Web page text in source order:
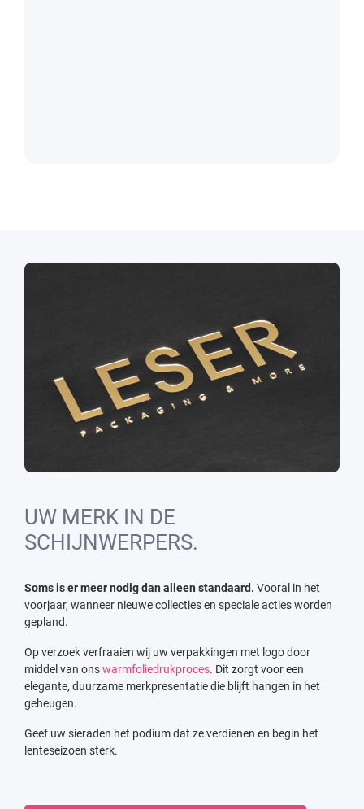
UW MERK IN DE
SCHIJNWERPERS.
Soms is er meer nodig dan alleen standaard. Vooral in het
voorjaar, wanneer nieuwe collecties en speciale acties worden
gepland.
Op verzoek verfraaien wij uw verpakkingen met logo door
middel van onswarmfoliedrukproces. Dit zorgt voor een
elegante, duurzame merkpresentatie die blijft hangen in het
geheugen.
Geef uw sieraden het podium dat ze verdienen en begin het
lenteseizoen sterk.